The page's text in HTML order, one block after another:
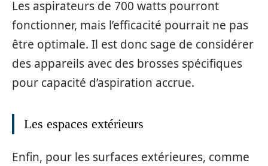
Les aspirateurs de 700 watts pourront
fonctionner, mais l’efficacité pourrait ne pas
être optimale. Il est donc sage de considérer
des appareils avec des brosses spécifiques
pour capacité d’aspiration accrue.
Les espaces extérieurs
Enfin, pour les surfaces extérieures, comme